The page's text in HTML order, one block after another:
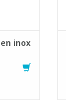
inox